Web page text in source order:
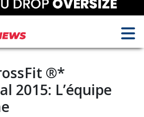
®*
2015: L’équipe